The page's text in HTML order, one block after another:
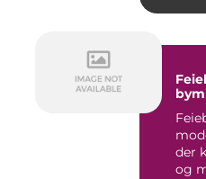
der
og